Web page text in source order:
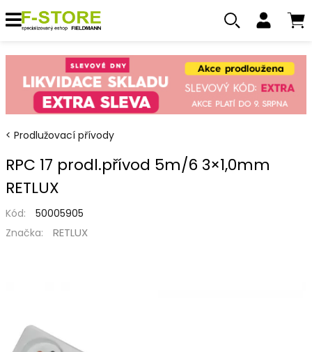
Prodlužovací přívody
RPC 17 prodl.přívod 5m/6 3×1,0mm
RETLUX
Kód:
50005905
Značka:
RETLUX